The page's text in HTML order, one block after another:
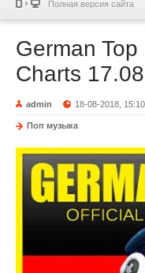
Полная версия сайта
German
Charts
admin 18-08-2018, 15:10
Поп музыка